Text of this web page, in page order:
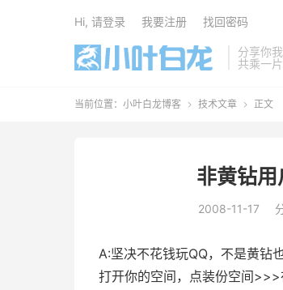
分享你
共乘一
Hi, 请登录 我要注册 找回密码
当前位置： 小叶白龙博客  技术文章  正文
非黄钻
2008-11-17
A:坚决不花钱玩QQ，不是黄钻
打开你的空间 ，点装份空间